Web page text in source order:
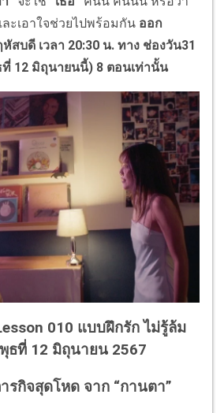
ะเอาใจช่วยไปพร้อมกัน ออก
สบดี เวลา 20:30 น. ทาง ช่องวัน31
12 มิถุนายนนี้) 8 ตอนเท่านั้น
010 แบบฝึกรัก ไม่รู้ล้ม
พุธที่ 12 มิถุนายน 2567
รกิจสุดโหด จาก “กานตา”